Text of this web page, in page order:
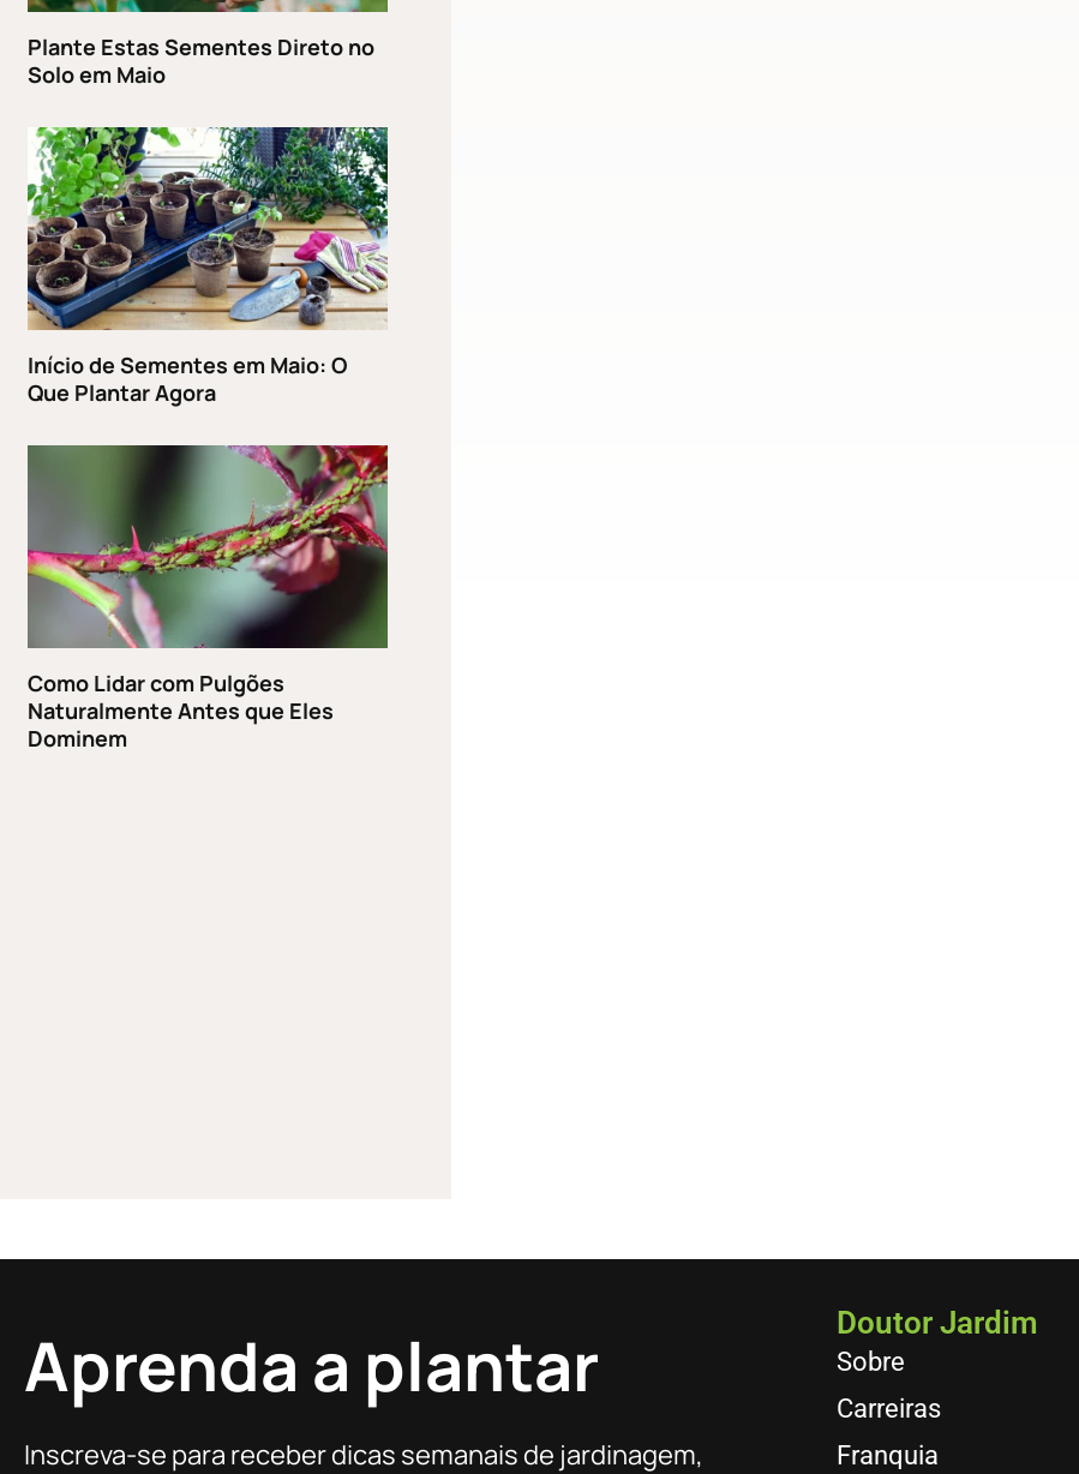
Plante Estas Sementes Direto no
Solo em Maio
Início de Sementes em Maio: O
Que Plantar Agora
Como Lidar com Pulgões
Naturalmente Antes que Eles
Dominem
Aprenda a plantar
Inscreva-se para receber dicas semanais de jardinagem,
Doutor Jardim
Sobre
Carreiras
Franquia